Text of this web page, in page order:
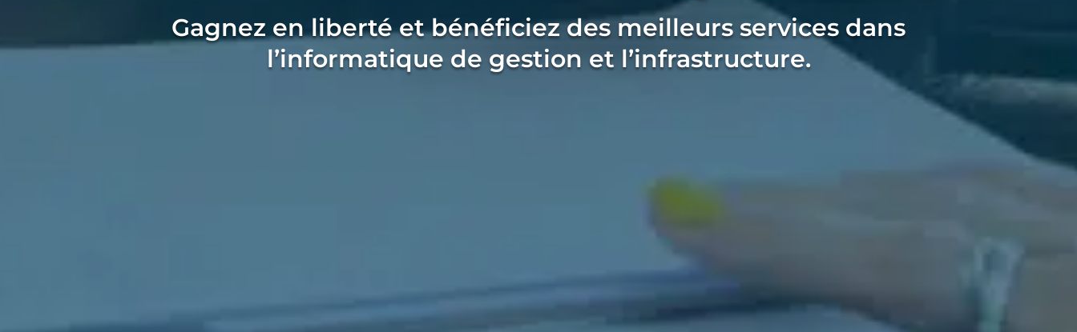
Gagnez en liberté et bénéficiez des meilleurs services dans
l’informatique de gestion et l’infrastructure.